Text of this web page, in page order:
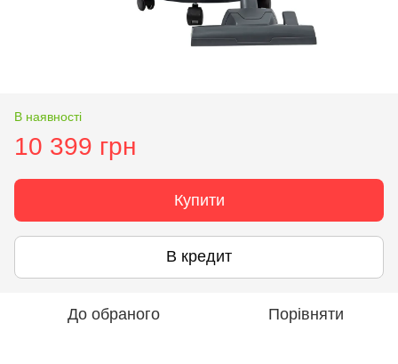
В наявності
10 399 грн
Купити
В кредит
До обраного Порівняти